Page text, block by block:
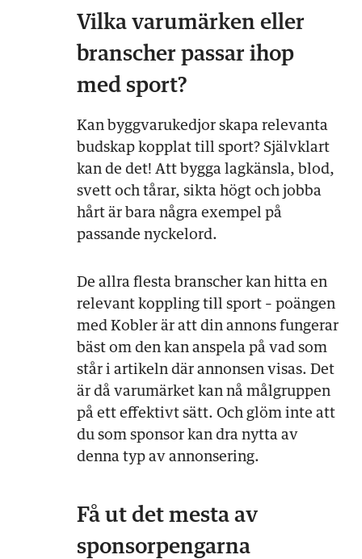
Vilka varumärken eller
branscher passar ihop
med sport?
Kan byggvarukedjor skapa relevanta
budskap kopplat till sport? Självklart
kan de det! Att bygga lagkänsla, blod,
svett och tårar, sikta högt och jobba
hårt är bara några exempel på
passande nyckelord.
De allra flesta branscher kan hitta en
relevant koppling till sport – poängen
med Kobler är att din annons fungerar
bäst om den kan anspela på vad som
står i artikeln där annonsen visas. Det
är då varumärket kan nå målgruppen
på ett effektivt sätt. Och glöm inte att
du som sponsor kan dra nytta av
denna typ av annonsering.
Få ut det mesta av
sponsorpengarna